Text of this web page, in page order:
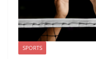
SPORTS